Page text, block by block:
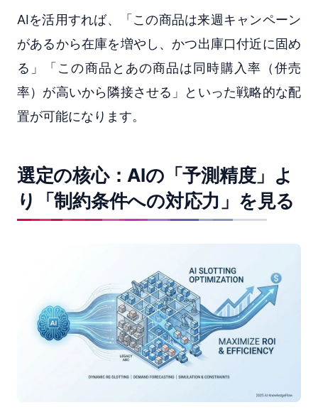
AIを活用すれば、「この商品は来週キャンペーン
があるから在庫を増やし、かつ出庫口付近に固め
る」「この商品とあの商品は同時購入率（併売
率）が高いから隣接させる」といった戦略的な配
置が可能になります。
選定の核心：AIの「予測精度」よ
り「制約条件への対応力」を見る